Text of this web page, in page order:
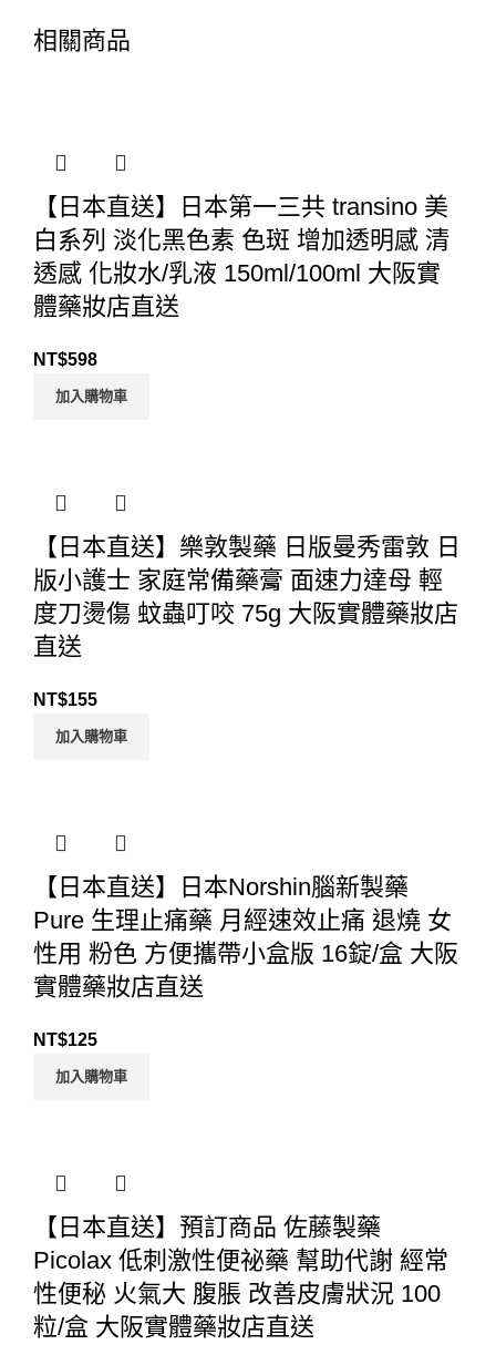
相關商品
【日本直送】日本第一三共 transino 美
白系列 淡化黑色素 色斑 增加透明感 清
透感 化妝水/乳液 150ml/100ml 大阪實
體藥妝店直送
NT$598
加入購物車
【日本直送】樂敦製藥 日版曼秀雷敦 日
版小護士 家庭常備藥膏 面速力達母 輕
度刀燙傷 蚊蟲叮咬 75g 大阪實體藥妝店
直送
NT$155
加入購物車
【日本直送】日本Norshin腦新製藥
Pure 生理止痛藥 月經速效止痛 退燒 女
性用 粉色 方便攜帶小盒版 16錠/盒 大阪
實體藥妝店直送
NT$125
加入購物車
【日本直送】預訂商品 佐藤製藥
Picolax 低刺激性便祕藥 幫助代謝 經常
性便秘 火氣大 腹脹 改善皮膚狀況 100
粒/盒 大阪實體藥妝店直送